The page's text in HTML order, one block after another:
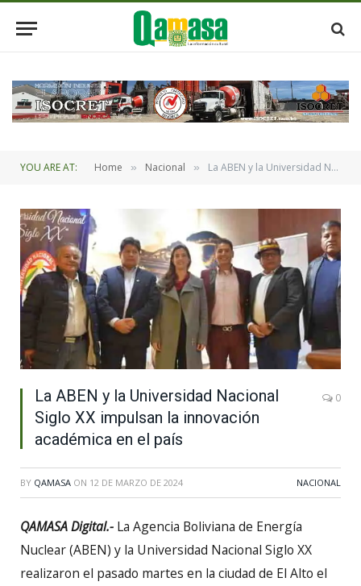
YOU ARE AT: Home » Nacional » La ABEN y la Universidad Nacional Siglo XX impulsan la innovación académica en el país
La ABEN y la Universidad Nacional
Siglo XX impulsan la innovación
académica en el país
0
BY QAMASA ON 12 DE MARZO DE 2024 NACIONAL
QAMASA Digital.- La Agencia Boliviana de Energía
Nuclear (ABEN) y la Universidad Nacional Siglo XX
realizaron el pasado martes en la ciudad de El Alto el